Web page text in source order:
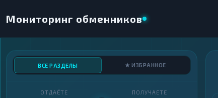
Мониторинг обменников
ВСЕ РАЗДЕЛЫ ★ ИЗБРАННОЕ
ОТДАЁТЕ ПОЛУЧАЕТЕ